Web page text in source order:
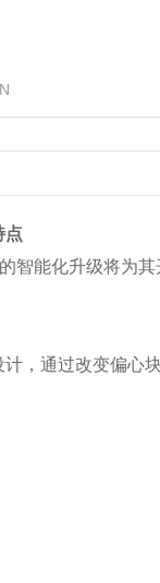
点
智能化升级将为
，通过改变偏心